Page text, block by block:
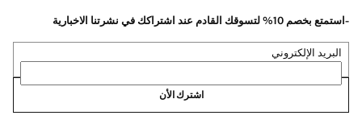
-استمتع بخصم 10% لتسوقك القادم عند اشتراكك في نشرتنا الاخبارية
البريد الإلكتروني
اشترك الأن